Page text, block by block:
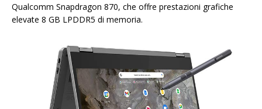
Qualcomm Snapdragon 870, che offre prestazioni grafiche
elevate 8 GB LPDDR5 di memoria.